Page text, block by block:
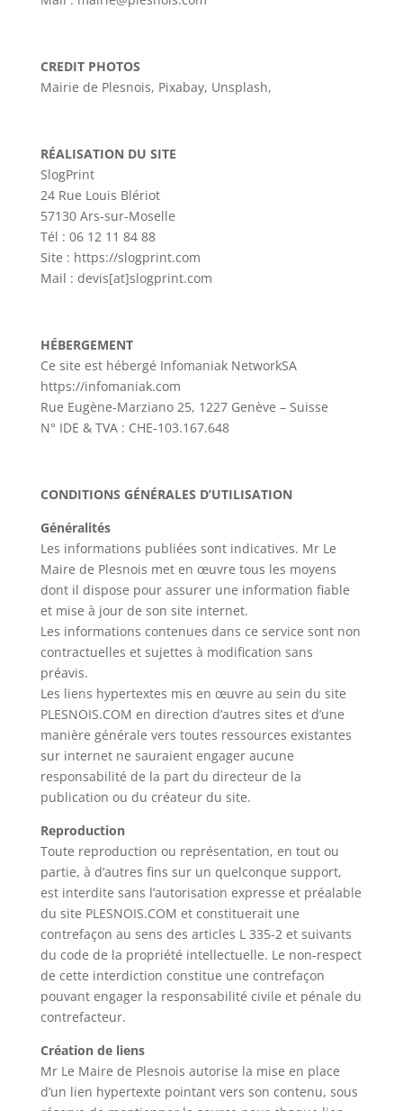
CREDIT PHOTOS
Mairie de Plesnois, Pixabay, Unsplash,
RÉALISATION DU SITE
SlogPrint
24 Rue Louis Blériot
57130 Ars-sur-Moselle
Tél : 06 12 11 84 88
Site : https://slogprint.com
Mail : devis[at]slogprint.com
HÉBERGEMENT
Ce site est hébergé Infomaniak NetworkSA
https://infomaniak.com
Rue Eugène-Marziano 25, 1227 Genève – Suisse
N° IDE & TVA : CHE-103.167.648
CONDITIONS GÉNÉRALES D’UTILISATION
Généralités
Les informations publiées sont indicatives. Mr Le
Maire de Plesnois met en œuvre tous les moyens
dont il dispose pour assurer une information fiable
et mise à jour de son site internet.
Les informations contenues dans ce service sont non
contractuelles et sujettes à modification sans
préavis.
Les liens hypertextes mis en œuvre au sein du site
PLESNOIS.COM en direction d’autres sites et d’une
manière générale vers toutes ressources existantes
sur internet ne sauraient engager aucune
responsabilité de la part du directeur de la
publication ou du créateur du site.
Reproduction
Toute reproduction ou représentation, en tout ou
partie, à d’autres fins sur un quelconque support,
est interdite sans l’autorisation expresse et préalable
du site PLESNOIS.COM et constituerait une
contrefaçon au sens des articles L 335-2 et suivants
du code de la propriété intellectuelle. Le non-respect
de cette interdiction constitue une contrefaçon
pouvant engager la responsabilité civile et pénale du
contrefacteur.
Création de liens
Mr Le Maire de Plesnois autorise la mise en place
d’un lien hypertexte pointant vers son contenu, sous